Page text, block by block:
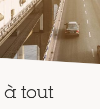
à tout